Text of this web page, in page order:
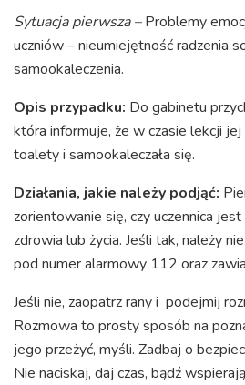
Sytuacja pierwsza –Problemy
uczniów – nieumiejętność radzenia
samookaleczenia.
Opis przypadku: Do gabinetu
która informuje, że w czasie lekcji jej
toalety i samookaleczała się.
Działania, jakie należy podjąć:
zorientowanie się, czy uczennica
zdrowia lub życia. Jeśli tak, należy
pod numer alarmowy 112 oraz
Jeśli nie, zaopatrz rany i podejmij
Rozmowa to prosty sposób na
jego przeżyć, myśli. Zadbaj o
Nie naciskaj, daj czas, bądź